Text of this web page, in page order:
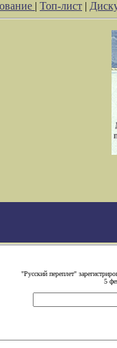
| Топ-лист |
"Русский переплет"
5